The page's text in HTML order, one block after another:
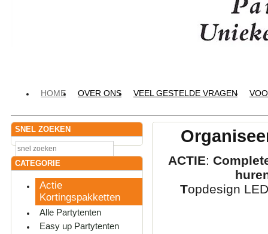
HOME OVER ONS VEEL GESTELDE VRAGEN
SNEL ZOEKEN
CATEGORIE
Actie
Kortingspakketten
Alle Partytenten
Easy up Partytenten
ACTIE:
Topdesign